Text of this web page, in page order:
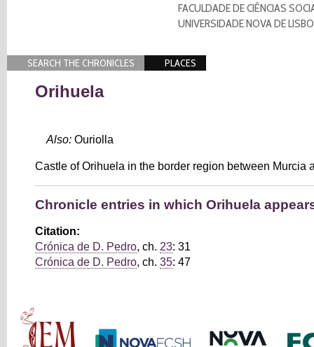
FACULDADE DE CIÊNCIAS
UNIVERSIDADE NOVA DE
SEARCH THE CHRONICLES PLACES
Orihuela
Also: Ouriolla
Castle of Orihuela in the border region between Murcia
Chronicle entries in which Orihuela
Citation:
Crónica de D. Pedro, ch. 23: 31
Crónica de D. Pedro, ch. 35: 47
Main menu